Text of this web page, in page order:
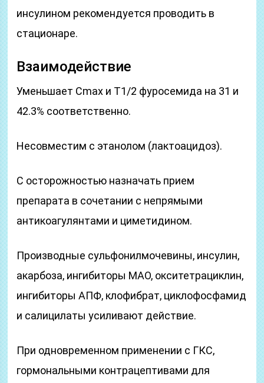
инсулином рекомендуется проводить в
стационаре.
Взаимодействие
Уменьшает Cmax и T1/2 фуросемида на 31 и
42.3% соответственно.
Несовместим с этанолом (лактоацидоз).
С осторожностью назначать прием
препарата в сочетании с непрямыми
антикоагулянтами и циметидином.
Производные сульфонилмочевины, инсулин,
акарбоза, ингибиторы МАО, окситетрациклин,
ингибиторы АПФ, клофибрат, циклофосфамид
и салицилаты усиливают действие.
При одновременном применении с ГКС,
гормональными контрацептивами для